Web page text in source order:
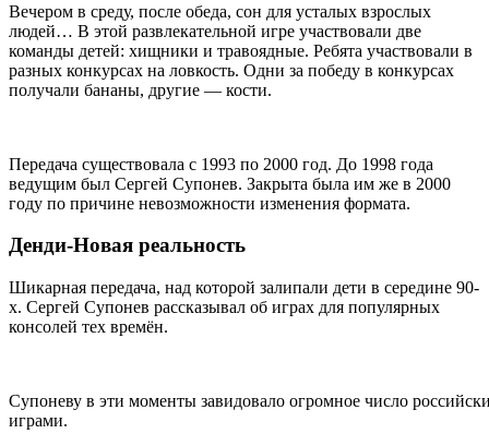
Вечером в среду, после обеда, сон для усталых взрослых
людей… В этой развлекательной игре участвовали две
команды детей: хищники и травоядные. Ребята участвовали в
разных конкурсах на ловкость. Одни за победу в конкурсах
получали бананы, другие — кости.
Передача существовала с 1993 по 2000 год. До 1998 года
ведущим был Сергей Супонев. Закрыта была им же в 2000
году по причине невозможности изменения формата.
Денди-Новая реальность
Шикарная передача, над которой залипали дети в середине 90-
х. Сергей Супонев рассказывал об играх для популярных
консолей тех времён.
Супоневу в эти моменты завидовало огромное число
играми.